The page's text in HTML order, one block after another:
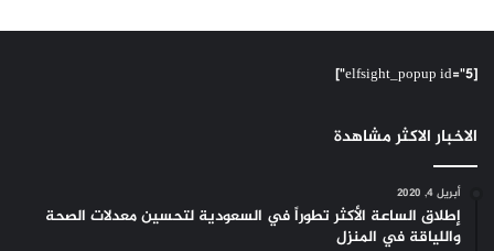
[elfsight_popup id="5"]
الاخبار الاكثر مشاهدة
أبريل 4, 2020
إطلاق الساعة الأكثر تطوراً في السعودية لتحسين معدلات الصحة
واللياقة في المنزل